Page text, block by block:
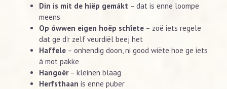
Din is mit de hiëp gemákt – dat is enne loompe
meens
Op ówwen eigen hoëp schîete – zoë iets regele
dat ge d’r zelf veurdiël beej het
Haffele – onhendig doon, ni good wiëte hoe ge iets
á mot pakke
Hangoër– kleinen blaag
Herfsthaan is enne puber